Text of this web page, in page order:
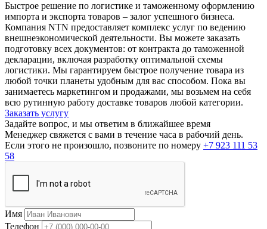
Быстрое решение по логистике и таможенному оформлению
импорта и экспорта товаров – залог успешного бизнеса.
Компания NTN предоставляет комплекс услуг по ведению
внешнеэкономической деятельности. Вы можете заказать
подготовку всех документов: от контракта до таможенной
декларации, включая разработку оптимальной схемы
логистики. Мы гарантируем быстрое получение товара из
любой точки планеты удобным для вас способом. Пока вы
занимаетесь маркетингом и продажами, мы возьмем на себя
всю рутинную работу доставке товаров любой категории.
Заказать услугу
Задайте вопрос, и мы ответим в ближайшее время
Менеджер свяжется с вами в течение часа в рабочий день.
Если этого не произошло, позвоните по номеру +7 923 111 53
58
Имя
Телефон